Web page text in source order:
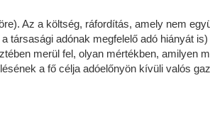
Az a költség, ráfordítás, amely nem
társasági adónak megfelelő adó hiányát
merül fel, olyan mértékben, amilyen
a fő célja adóelőnyön kívüli valós